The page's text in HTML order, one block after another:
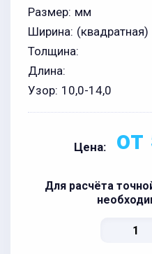
Размер: мм
Ширина: (квадратная)
Толщина:
Длина:
Узор: 10,0-14,0
Цена: от
Для расчёта